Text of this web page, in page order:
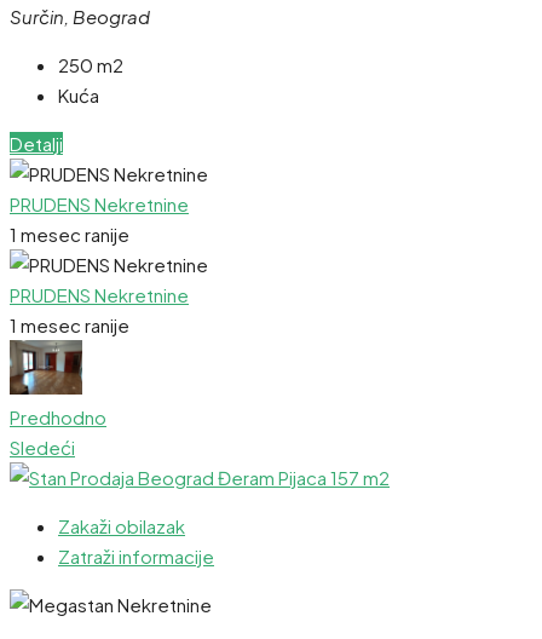
Surčin, Beograd
250 m2
Kuća
Detalji
PRUDENS Nekretnine
1 mesec ranije
PRUDENS Nekretnine
1 mesec ranije
Predhodno
Sledeći
Zakaži obilazak
Zatraži informacije